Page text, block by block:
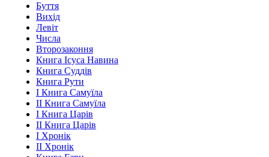
Буття
Вихід
Левіт
Числа
Второзаконня
Книга Ісуса Навина
Книга Суддів
Книга Рути
І Книга Самуїла
ІІ Книга Самуїла
І Книга Царів
ІІ Книга Царів
І Хронік
ІІ Хронік